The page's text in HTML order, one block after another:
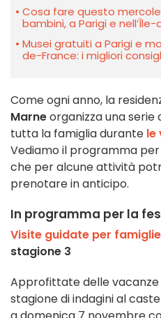
Cosa fare questo
bambini, a Parigi e
Musei gratuiti a Parigi e
de-France: i migliori
Come ogni anno, la
Marneorganizza una
tutta la famiglia durante le
Vediamo il programma per
che per alcune attività
prenotare in anticipo.
In programma per la
Visite guidate per
stagione 3
Approfittate delle
stagione di indagini al